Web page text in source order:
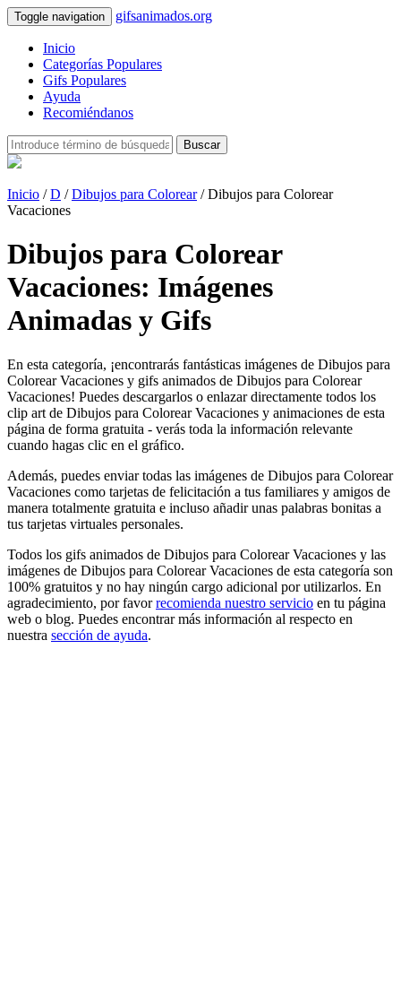
Toggle navigation gifsanimados.org
Inicio
Categorías Populares
Gifs Populares
Ayuda
Recomiéndanos
Buscar
Inicio /D /Dibujos para Colorear/ Dibujos para Colorear
Vacaciones
Dibujos para Colorear
Vacaciones: Imágenes
Animadas y Gifs
En esta categoría, ¡encontrarás fantásticas imágenes de Dibujos para
Colorear Vacaciones y gifs animados de Dibujos para Colorear
Vacaciones! Puedes descargarlos o enlazar directamente todos los
clip art de Dibujos para Colorear Vacaciones y animaciones de esta
página de forma gratuita - verás toda la información relevante
cuando hagas clic en el gráfico.
Además, puedes enviar todas las imágenes de Dibujos para Colorear
Vacaciones como tarjetas de felicitación a tus familiares y amigos de
manera totalmente gratuita e incluso añadir unas palabras bonitas a
tus tarjetas virtuales personales.
Todos los gifs animados de Dibujos para Colorear Vacaciones y las
imágenes de Dibujos para Colorear Vacaciones de esta categoría son
100% gratuitos y no hay ningún cargo adicional por utilizarlos. En
agradecimiento, por favorrecomienda nuestro servicio en tu página
web o blog. Puedes encontrar más información al respecto en
nuestra sección de ayuda.